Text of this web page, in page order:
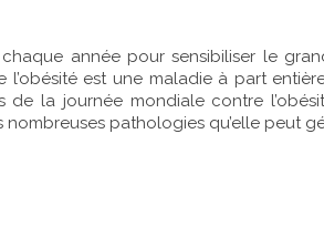
année pour sensibiliser le
est une maladie à part
la journée mondiale contre
nombreuses pathologies qu’elle peut